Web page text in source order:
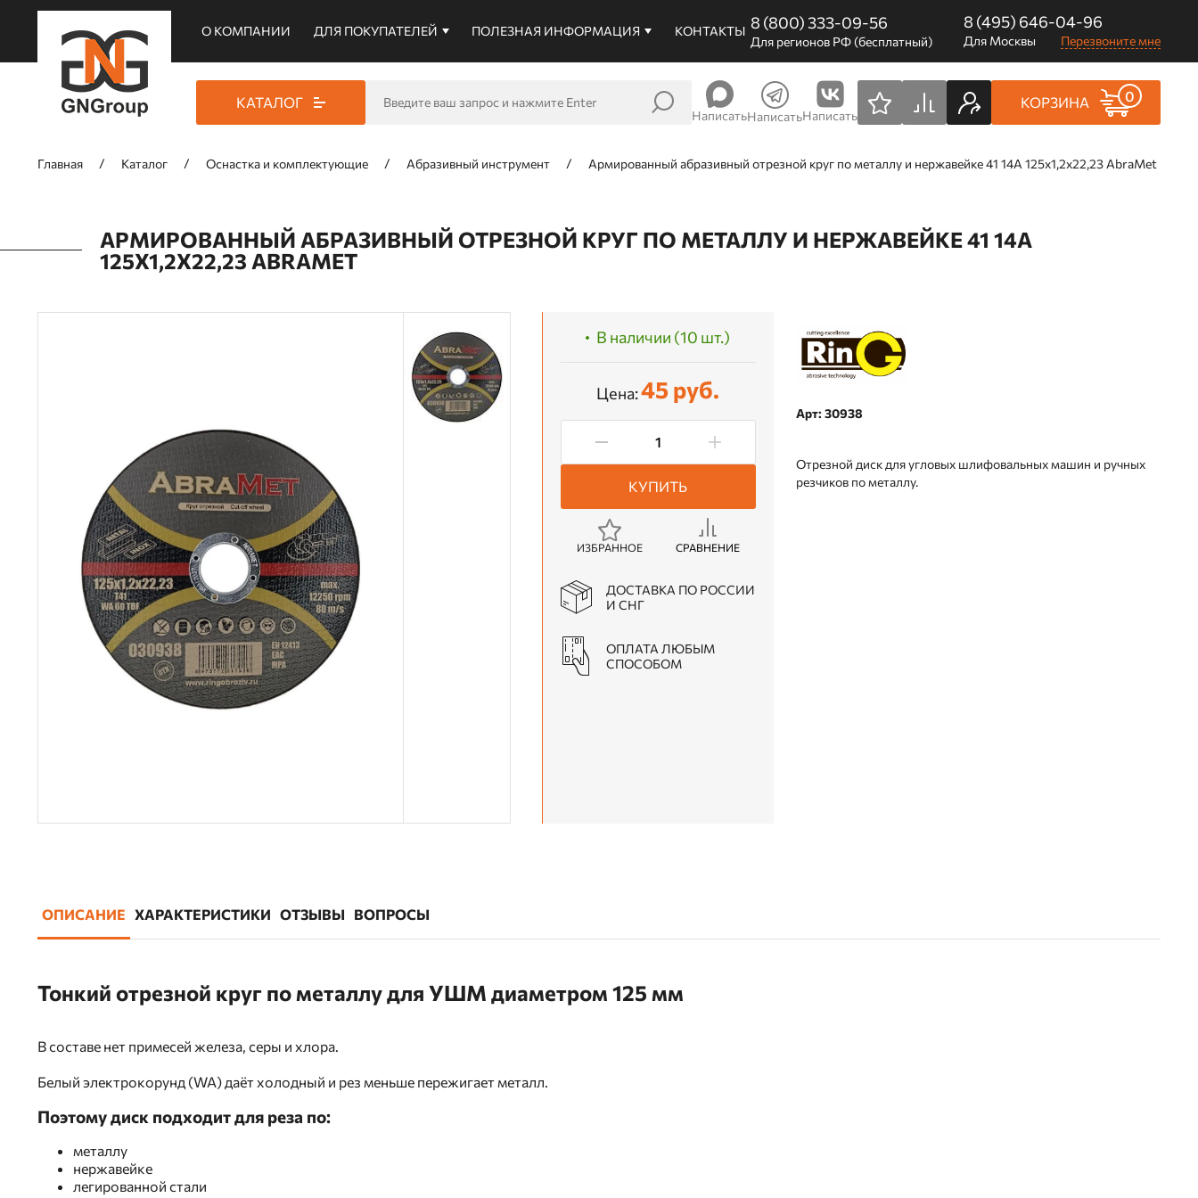
О КОМПАНИИ ДЛЯ ПОКУПАТЕЛЕЙ ПОЛЕЗНАЯ ИНФОРМАЦИЯ КОНТАКТЫ 8 (800) 333-09-56
Для регионов РФ (бесплатный)
8 (495) 646-04-96
Для Москвы Перезвоните мне
КАТАЛОГ
НаписатьНаписатьНаписать
КОРЗИНА 0
Главная Каталог Оснастка и комплектующие Абразивный инструмент Армированный абразивный отрезной круг по металлу и нержавейке 41 14А 125х1,2х22,23 AbraMet
АРМИРОВАННЫЙ АБРАЗИВНЫЙ ОТРЕЗНОЙ КРУГ ПО МЕТАЛЛУ И НЕРЖАВЕЙКЕ 41 14А
125Х1,2Х22,23 ABRAMET
Арт: 30938
Отрезной диск для угловых шлифовальных машин и ручных
резчиков по металлу.
В наличии (10 шт.)
Цена:45 руб.
КУПИТЬ
ИЗБРАННОЕ СРАВНЕНИЕ
ДОСТАВКА ПО РОССИИ
И СНГ
ОПЛАТА ЛЮБЫМ
СПОСОБОМ
ОПИСАНИЕ ХАРАКТЕРИСТИКИ ОТЗЫВЫ ВОПРОСЫ
Тонкий отрезной круг по металлу для УШМ диаметром 125 мм
В составе нет примесей железа, серы и хлора.
Белый электрокорунд (WA) даёт холодный и рез меньше пережигает металл.
Поэтому диск подходит для реза по:
металлу
нержавейке
легированной стали